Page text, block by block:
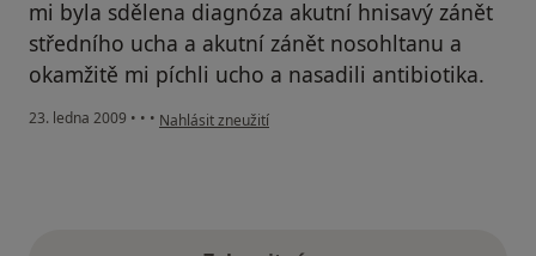
mi byla sdělena diagnóza akutní hnisavý zánět
středního ucha a akutní zánět nosohltanu a
okamžitě mi píchli ucho a nasadili antibiotika.
23. ledna 2009 • • • podle názoru uživatele Veronika
Nahlásit zneužití